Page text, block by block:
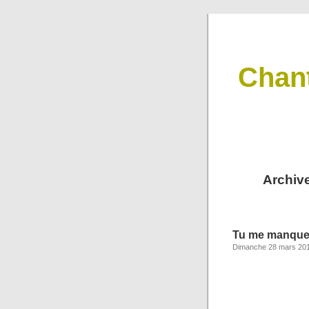
Tu me
Dimanche 28 mars